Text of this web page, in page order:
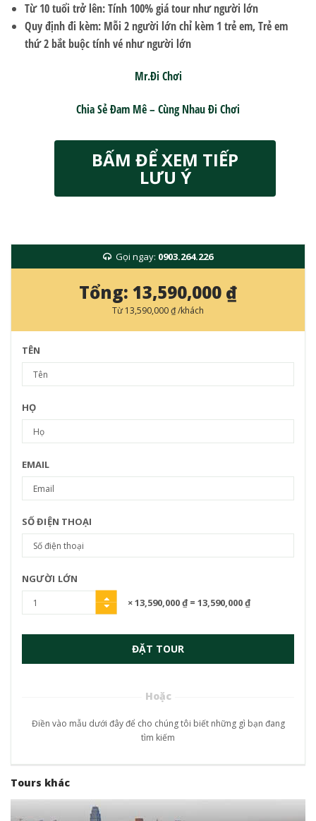
Từ 10 tuổi trở lên:Tính 100% giá tour như người lớn
Quy định đi kèm: Mỗi 2 người lớn chỉ kèm 1 trẻ em, Trẻ em
thứ 2 bắt buộc tính vé như người lớn
Mr.Đi Chơi
Chia Sẻ Đam Mê – Cùng Nhau Đi Chơi
BẤM ĐỂ XEM TIẾP
LƯU Ý
Gọi ngay: 0903.264.226
Tổng: 13,590,000 ₫
Từ13,590,000 ₫/khách
TÊN
HỌ
EMAIL
SỐ ĐIỆN THOẠI
NGƯỜI LỚN
× 13,590,000 ₫ = 13,590,000 ₫
ĐẶT TOUR
Hoặc
Điền vào mẫu dưới đây để cho chúng tôi biết những gì bạn đang
tìm kiếm
Tours khác